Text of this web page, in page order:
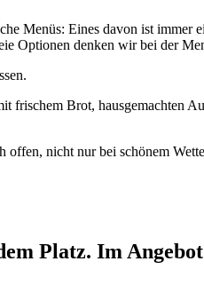
Menüs: Eines davon ist immer
Optionen denken wir bei der
frischem Brot, hausgemachten
nicht nur bei schönem
Platz. Im